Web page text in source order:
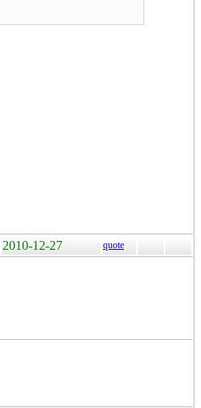
2010-12-27 quote